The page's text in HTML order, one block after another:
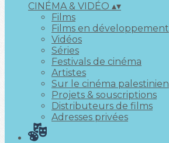
CINÉMA & VIDÉO ▴▾
Films
Films en développement
Vidéos
Séries
Festivals de cinéma
Artistes
Sur le cinéma palestinien
Projets & souscriptions
Distributeurs de films
Adresses privées